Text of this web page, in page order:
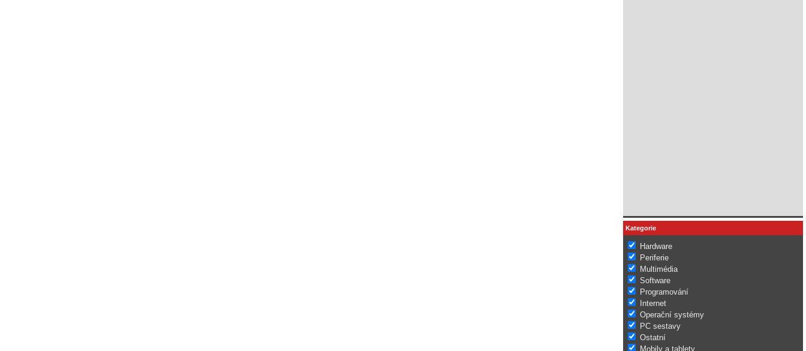
Kategorie
Hardware
Periferie
Multimédia
Software
Programování
Internet
Operační systémy
PC sestavy
Ostatní
Mobily a tablety